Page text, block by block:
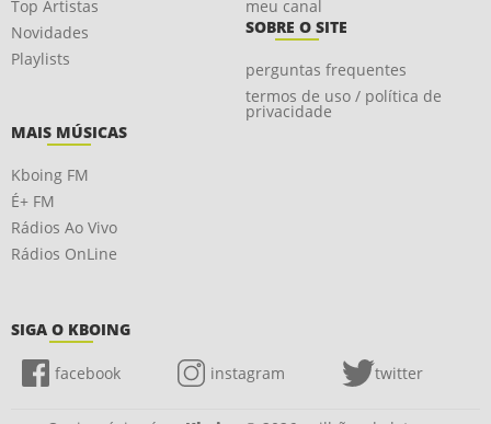
Top Artistas
Novidades
Playlists
meu canal
SOBRE O SITE
perguntas frequentes
termos de uso / política de
privacidade
MAIS MÚSICAS
Kboing FM
É+ FM
Rádios Ao Vivo
Rádios OnLine
SIGA O KBOING
facebook instagram twitter